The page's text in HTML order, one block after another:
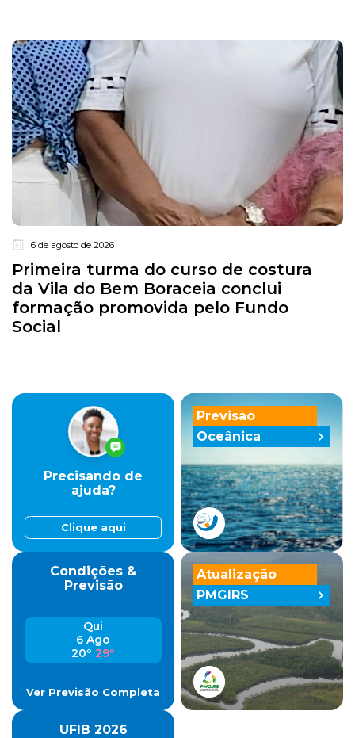
6 de agosto de 2026
Primeira turma do curso de costura
da Vila do Bem Boraceia conclui
formação promovida pelo Fundo
Social
Previsão
Oceânica
Precisando de
ajuda?
Clique aqui
Condições &
Previsão
Qui
6 Ago
20º 29º
Ver Previsão Completa
UFIB 2026
Atualização
PMGIRS